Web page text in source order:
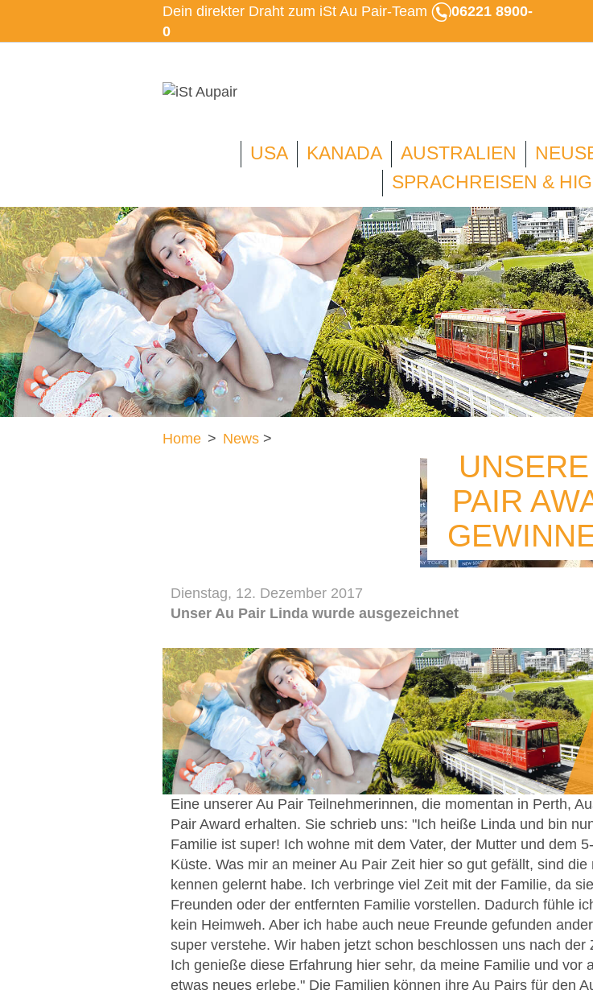
Dein direkter Draht zum iSt Au Pair-Team
06221 8900-
0
USA KANADA AUSTRALIEN
SPRACHREISEN &
Home > News >
PAIR
Dienstag, 12. Dezember 2017
Unser Au Pair Linda wurde ausgezeichnet
Eine unserer Au Pair Teilnehmerinnen, die momentan in Perth,
Pair Award erhalten. Sie schrieb uns: "Ich heiße Linda und bin
Familie ist super! Ich wohne mit dem Vater, der Mutter und dem
Küste. Was mir an meiner Au Pair Zeit hier so gut gefällt, sind
kennen gelernt habe. Ich verbringe viel Zeit mit der Familie, da
Freunden oder der entfernten Familie vorstellen. Dadurch fühle
kein Heimweh. Aber ich habe auch neue Freunde gefunden
super verstehe. Wir haben jetzt schon beschlossen uns nach der
Ich genieße diese Erfahrung hier sehr, da meine Familie und vor
etwas neues erlebe." Die Familien können ihre Au Pairs für den